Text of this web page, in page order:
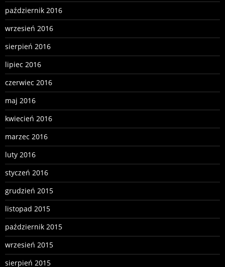
październik 2016
wrzesień 2016
sierpień 2016
lipiec 2016
czerwiec 2016
maj 2016
kwiecień 2016
marzec 2016
luty 2016
styczeń 2016
grudzień 2015
listopad 2015
październik 2015
wrzesień 2015
sierpień 2015